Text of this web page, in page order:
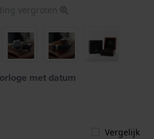
vergroten
met datum
Vergelijk